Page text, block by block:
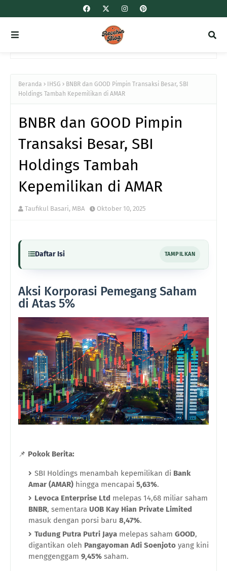
Beranda IHSG
BNBR dan GOOD Pimpin Transaksi Besar, SBI
Holdings Tambah Kepemilikan di AMAR
BNBR dan GOOD Pimpin
Transaksi Besar, SBI
Holdings Tambah
Kepemilikan di AMAR
Taufikul Basari, MBA Oktober 10, 2025
Daftar Isi TAMPILKAN
Aksi Korporasi Pemegang Saham
di Atas 5%
📌 Pokok Berita:
SBI Holdings menambah kepemilikan di Bank
Amar (AMAR) hingga mencapai 5,63%.
Levoca Enterprise Ltd melepas 14,68 miliar saham
BNBR, sementara UOB Kay Hian Private Limited
masuk dengan porsi baru 8,47%.
Tudung Putra Putri Jaya melepas saham GOOD,
digantikan oleh Pangayoman Adi Soenjoto yang kini
menggenggam 9,45% saham.